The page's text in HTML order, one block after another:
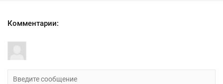
Комментарии: